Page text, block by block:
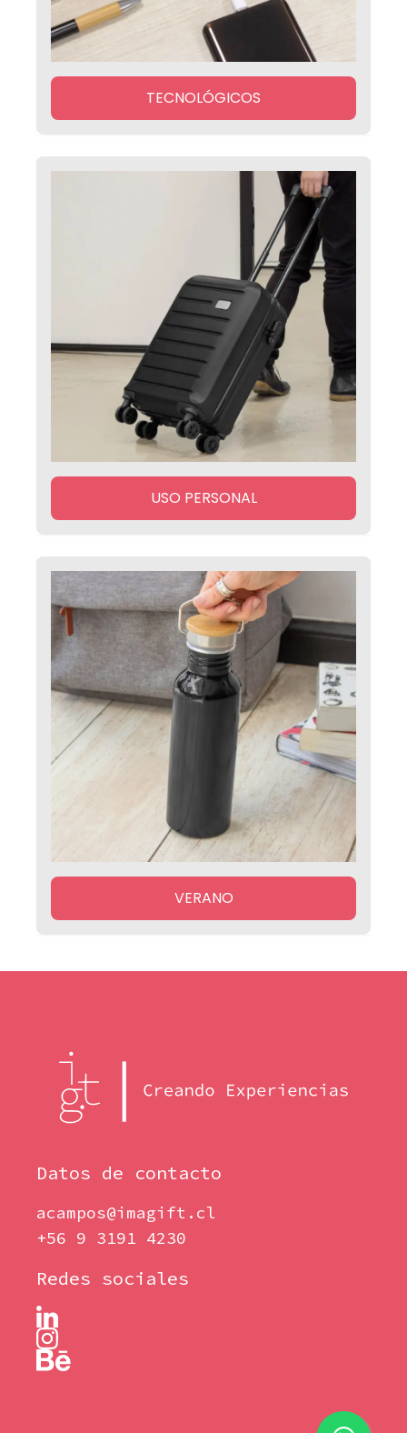
TECNOLÓGICOS
USO PERSONAL
VERANO
Datos de contacto
acampos@imagift.cl
+56 9 3191 4230
Redes sociales